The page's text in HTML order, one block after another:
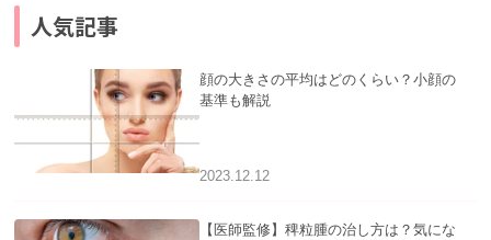
人気記事
顔の大きさの平均はどのくらい？小顔の
基準も解説
2023.12.12
【医師監修】稗粒腫の治し方は？気にな